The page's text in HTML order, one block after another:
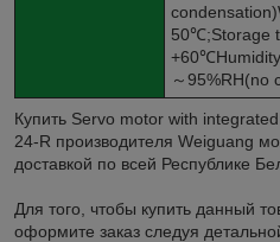
50℃;Storage
～95%RH(no
Купить Servo motor with
24-R производителя Weiguang
доставкой по всей Республике
Для того, чтобы купить данный
оформите заказ следуя